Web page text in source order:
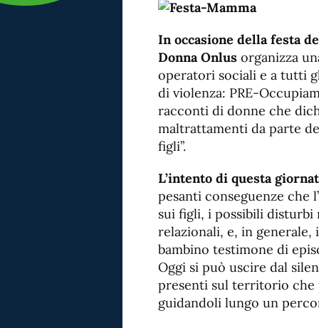
In occasione della festa
Donna Onlus organizza
operatori sociali e a tutti
di violenza: PRE-
racconti di donne che
maltrattamenti da parte
figli”.
L’intento di questa
pesanti conseguenze che
sui figli, i possibili
relazionali, e, in
bambino testimone di
Oggi si può uscire dal
presenti sul territorio che
guidandoli lungo un